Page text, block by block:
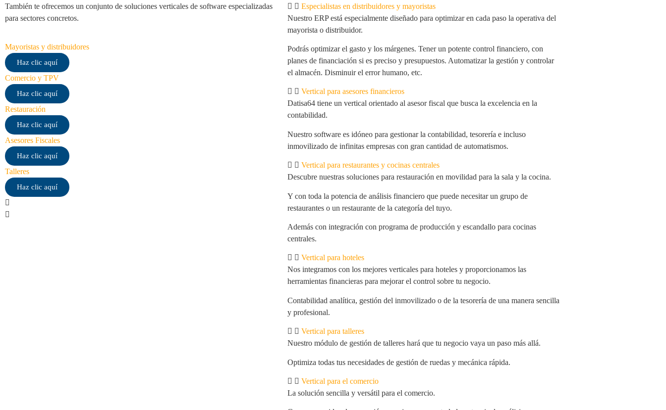
También te ofrecemos un conjunto de soluciones verticales de software especializadas
para sectores concretos.
Mayoristas y distribuidores
Haz clic aquí
Comercio y TPV
Haz clic aquí
Restauración
Haz clic aquí
Asesores Fiscales
Haz clic aquí
Talleres
Haz clic aquí
Especialistas en distribuidores y mayoristas
Nuestro ERP está especialmente diseñado para optimizar en cada paso la operativa del
mayorista o distribuidor.
Podrás optimizar el gasto y los márgenes. Tener un potente control financiero, con
planes de financiación si es preciso y presupuestos. Automatizar la gestión y controlar
el almacén. Disminuir el error humano, etc.
Vertical para asesores financieros
Datisa64 tiene un vertical orientado al asesor fiscal que busca la excelencia en la
contabilidad.
Nuestro software es idóneo para gestionar la contabilidad, tesorería e incluso
inmovilizado de infinitas empresas con gran cantidad de automatismos.
Vertical para restaurantes y cocinas centrales
Descubre nuestras soluciones para restauración en movilidad para la sala y la cocina.
Y con toda la potencia de análisis financiero que puede necesitar un grupo de
restaurantes o un restaurante de la categoría del tuyo.
Además con integración con programa de producción y escandallo para cocinas
centrales.
Vertical para hoteles
Nos integramos con los mejores verticales para hoteles y proporcionamos las
herramientas financieras para mejorar el control sobre tu negocio.
Contabilidad analítica, gestión del inmovilizado o de la tesorería de una manera sencilla
y profesional.
Vertical para talleres
Nuestro módulo de gestión de talleres hará que tu negocio vaya un paso más allá.
Optimiza todas tus necesidades de gestión de ruedas y mecánica rápida.
Vertical para el comercio
La solución sencilla y versátil para el comercio.